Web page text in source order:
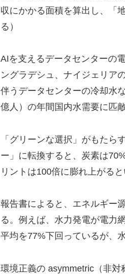
収にかかる面積を算出し、「
る）
AIを支えるデータセンターの
ングラデシュ、ナイジェリア
伴うデータセンターの冷却水
億人）の年間国内水需要に匹
「グリーンな選択」がもた
ー」に転換すると、炭素は
リントは100倍に膨れ上がる
報告書によると、エネルギー
る。例えば、水力発電が電力
平均を77%下回っているが、
環境正義の asymmetric（非